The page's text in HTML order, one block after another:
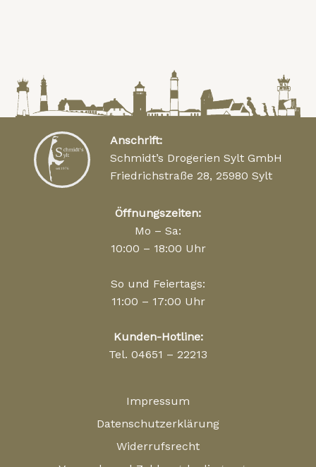
Anschrift:
Schmidt’s Drogerien Sylt GmbH
Friedrichstraße 28, 25980 Sylt
Öffnungszeiten:
Mo – Sa:
10:00 – 18:00 Uhr
So und Feiertags:
11:00 – 17:00 Uhr
Kunden-Hotline:
Tel. 04651 – 22213
Impressum
Datenschutzerklärung
Widerrufsrecht